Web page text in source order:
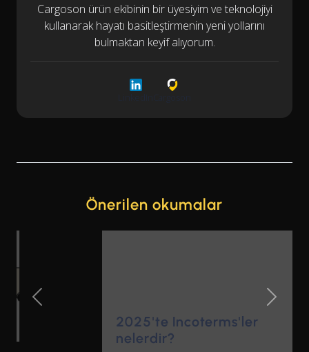
Cargoson ürün ekibinin bir üyesiyim ve teknolojiyi
kullanarak hayatı basitleştirmenin yeni yollarını
bulmaktan keyif alıyorum.
Önerilen okumalar
nelerdir?
Previous Slide Next